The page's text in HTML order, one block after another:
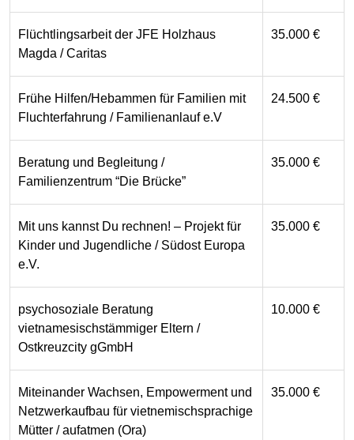
Flüchtlingsarbeit der JFE Holzhaus
Magda / Caritas
35.000 €
Frühe Hilfen/Hebammen für Familien mit
Fluchterfahrung / Familienanlauf e.V
24.500 €
Beratung und Begleitung /
Familienzentrum “Die Brücke”
35.000 €
Mit uns kannst Du rechnen! – Projekt für
Kinder und Jugendliche / Südost Europa
e.V.
35.000 €
psychosoziale Beratung
vietnamesischstämmiger Eltern /
Ostkreuzcity gGmbH
10.000 €
Miteinander Wachsen, Empowerment und
Netzwerkaufbau für vietnemischsprachige
Mütter / aufatmen (Ora)
35.000 €